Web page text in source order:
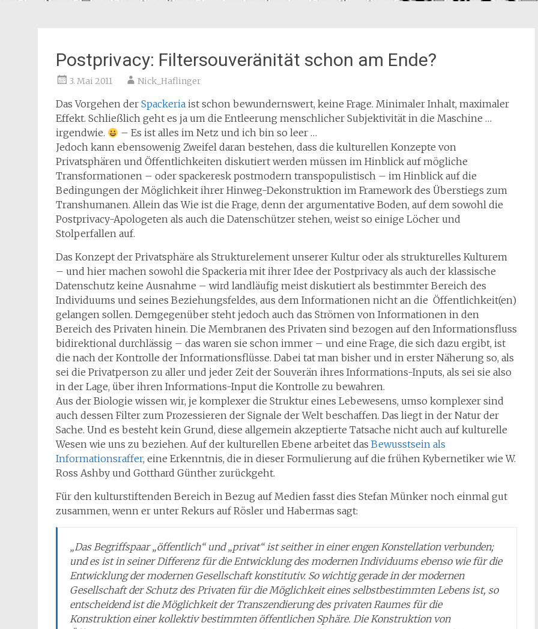
Postprivacy: Filtersouveränität schon am Ende?
3. Mai 2011 Nick_Haflinger
Das Vorgehen der Spackeria ist schon bewundernswert, keine Frage. Minimaler Inhalt, maximaler
Effekt. Schließlich geht es ja um die Entleerung menschlicher Subjektivität in die Maschine …
irgendwie.
– Es ist alles im Netz und ich bin so leer …
Jedoch kann ebensowenig Zweifel daran bestehen, dass die kulturellen Konzepte von
Privatsphären und Öffentlichkeiten diskutiert werden müssen im Hinblick auf mögliche
Transformationen – oder spackeresk postmodern transpopulistisch – im Hinblick auf die
Bedingungen der Möglichkeit ihrer Hinweg-Dekonstruktion im Framework des Überstiegs zum
Transhumanen. Allein das Wie ist die Frage, denn der argumentative Boden, auf dem sowohl die
Postprivacy-Apologeten als auch die Datenschützer stehen, weist so einige Löcher und
Stolperfallen auf.
Das Konzept der Privatsphäre als Strukturelement unserer Kultur oder als strukturelles Kulturem
– und hier machen sowohl die Spackeria mit ihrer Idee der Postprivacy als auch der klassische
Datenschutz keine Ausnahme – wird landläufig meist diskutiert als bestimmter Bereich des
Individuums und seines Beziehungsfeldes, aus dem Informationen nicht an die Öffentlichkeit(en)
gelangen sollen. Demgegenüber steht jedoch auch das Strömen von Informationen in den
Bereich des Privaten hinein. Die Membranen des Privaten sind bezogen auf den Informationsfluss
bidirektional durchlässig – das waren sie schon immer – und eine Frage, die sich dazu ergibt, ist
die nach der Kontrolle der Informationsflüsse. Dabei tat man bisher und in erster Näherung so, als
sei die Privatperson zu aller und jeder Zeit der Souverän ihres Informations-Inputs, als sei sie also
in der Lage, über ihren Informations-Input die Kontrolle zu bewahren.
Aus der Biologie wissen wir, je komplexer die Struktur eines Lebewesens, umso komplexer sind
auch dessen Filter zum Prozessieren der Signale der Welt beschaffen. Das liegt in der Natur der
Sache. Und es besteht kein Grund, diese allgemein akzeptierte Tatsache nicht auch auf kulturelle
Wesen wie uns zu beziehen. Auf der kulturellen Ebene arbeitet das Bewusstsein als
Informationsraffer, eine Erkenntnis, die in dieser Formulierung auf die frühen Kybernetiker wie W.
Ross Ashby und Gotthard Günther zurückgeht.
Für den kulturstiftenden Bereich in Bezug auf Medien fasst dies Stefan Münker noch einmal gut
zusammen, wenn er unter Rekurs auf Rösler und Habermas sagt:
„Das Begriffspaar „öffentlich“ und „privat“ ist seither in einer engen Konstellation verbunden;
und es ist in seiner Differenz für die Entwicklung des modernen Individuums ebenso wie für die
Entwicklung der modernen Gesellschaft konstitutiv. So wichtig gerade in der modernen
Gesellschaft der Schutz des Privaten für die Möglichkeit eines selbstbestimmten Lebens ist, so
entscheidend ist die Möglichkeit der Transzendierung des privaten Raumes für die
Konstruktion einer kollektiv bestimmten öffentlichen Sphäre. Die Konstruktion von